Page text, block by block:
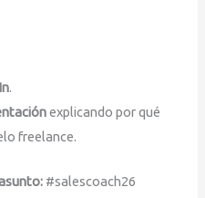
.
explicando por qué
freelance.
#salescoach26